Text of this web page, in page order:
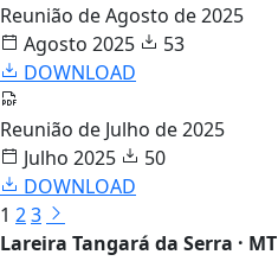
Reunião de Agosto de 2025
Agosto 2025
53
DOWNLOAD
Reunião de Julho de 2025
Julho 2025
50
DOWNLOAD
1 23
Lareira Tangará da Serra · MT